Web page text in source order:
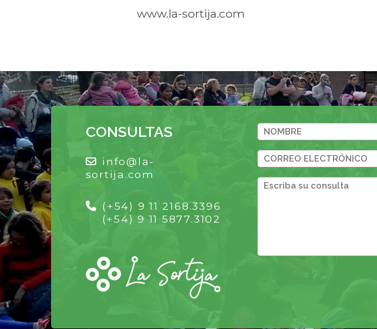
www.la-sortija.com
CONSULTAS
info@la-
sortija.com
(+54) 9 11 2168.3396
(+54) 9 11 5877.3102